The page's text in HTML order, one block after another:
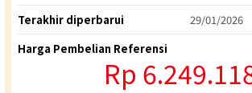
Terakhir diperbarui
29/01/2026
Harga Pembelian Referensi
Rp